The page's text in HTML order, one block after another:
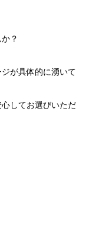
？
が具体的に湧いて
してお選びいただ